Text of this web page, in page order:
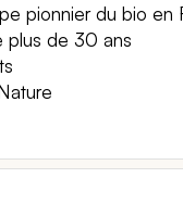
pionnier du bio en
plus de 30 ans